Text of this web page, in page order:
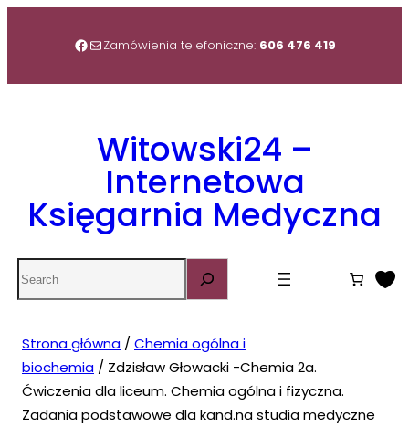
Facebook
MailZamówienia telefoniczne: 606 476 419
Witowski24 –
Internetowa
Księgarnia Medyczna
Strona główna / Chemia ogólna i
biochemia / Zdzisław Głowacki -Chemia 2a.
Ćwiczenia dla liceum. Chemia ogólna i fizyczna.
Zadania podstawowe dla kand.na studia medyczne